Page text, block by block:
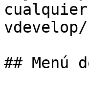
## Menú